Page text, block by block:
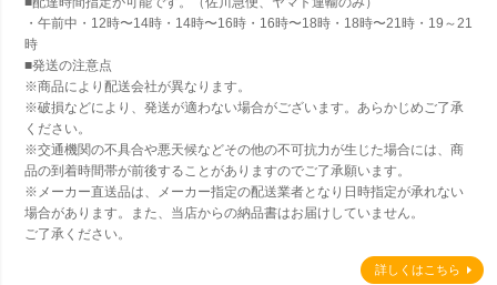
・午前中・12時〜14時・14時〜16時・16時〜18時・18時〜21時・19～21
時
■発送の注意点
※商品により配送会社が異なります。
※破損などにより、発送が適わない場合がございます。あらかじめご了承
ください。
※交通機関の不具合や悪天候などその他の不可抗力が生じた場合には、商
品の到着時間帯が前後することがありますのでご了承願います。
※メーカー直送品は、メーカー指定の配送業者となり日時指定が承れない
場合があります。また、当店からの納品書はお届けしていません。
ご了承ください。
詳しくはこちら